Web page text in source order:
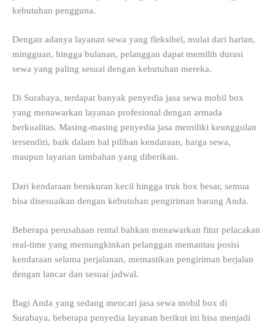
kebutuhan pengguna.
Dengan adanya layanan sewa yang fleksibel, mulai dari harian,
mingguan, hingga bulanan, pelanggan dapat memilih durasi
sewa yang paling sesuai dengan kebutuhan mereka.
Di Surabaya, terdapat banyak penyedia jasa sewa mobil box
yang menawarkan layanan profesional dengan armada
berkualitas. Masing-masing penyedia jasa memiliki keunggulan
tersendiri, baik dalam hal pilihan kendaraan, harga sewa,
maupun layanan tambahan yang diberikan.
Dari kendaraan berukuran kecil hingga truk box besar, semua
bisa disesuaikan dengan kebutuhan pengiriman barang Anda.
Beberapa perusahaan rental bahkan menawarkan fitur pelacakan
real-time yang memungkinkan pelanggan memantau posisi
kendaraan selama perjalanan, memastikan pengiriman berjalan
dengan lancar dan sesuai jadwal.
Bagi Anda yang sedang mencari jasa sewa mobil box di
Surabaya, beberapa penyedia layanan berikut ini bisa menjadi